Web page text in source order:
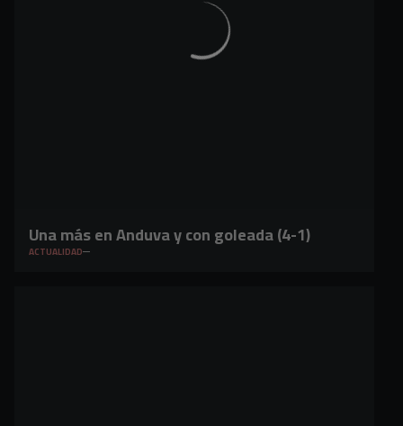
Una más en Anduva y con goleada (4-1)
ACTUALIDAD